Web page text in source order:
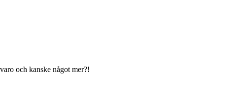
och kanske något mer?!